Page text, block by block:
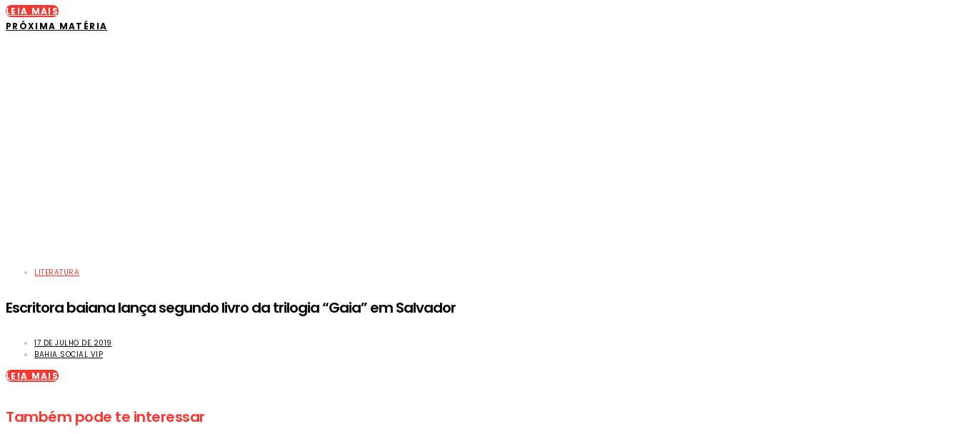
LEIA MAIS
PRÓXIMA MATÉRIA
LITERATURA
Escritora baiana lança segundo livro da trilogia “Gaia” em Salvador
17 DE JULHO DE 2019
BAHIA SOCIAL VIP
LEIA MAIS
Também pode te interessar